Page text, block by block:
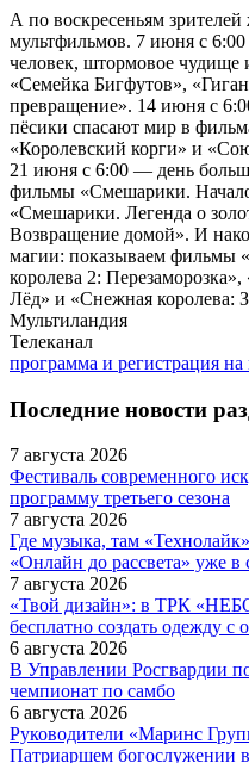
А по воскресеньям
мультфильмов. 7 июня с
человек, штормовое чудище
«Семейка Бигфутов»,
превращение». 14 июня с
пёсики спасают мир в
«Королевский корги» и
21 июня с 6:00 — день
фильмы «Смешарики.
«Смешарики. Легенда о
Возвращение домой». И
магии: показываем фильмы
королева 2:
Лёд» и «Снежная королева:
Мультиландия
Телеканал
программа и регистрация
Последние новости
7 августа 2026
Фестиваль современного
программу третьего сезона
7 августа 2026
Где музыка, там
«Онлайн до рассвета» уже в
7 августа 2026
«Твой дизайн»: в ТРК
бесплатно создать одежду
6 августа 2026
В Управлении Росгвардии
чемпионат по самбо
6 августа 2026
Руководители «Маринс
Патриаршем богослужении